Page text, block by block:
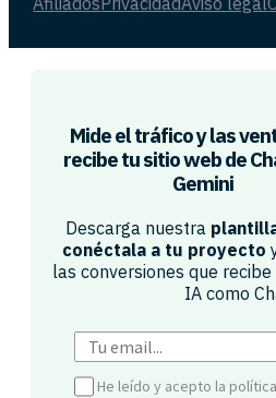
Mide el tráfico y las
recibe tu sitio web de
Gemini​
Descarga nuestra
conéctala a tu proyecto
las conversiones que
IA como
He leído y acepto la